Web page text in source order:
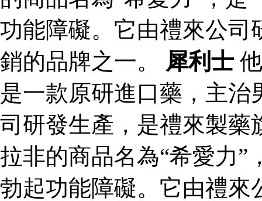
功能障礙。它由禮來公司
銷的品牌之一。 犀利士
是一款原研進口藥，主
司研發生產，是禮來製藥
拉非的商品名為“希愛力”
勃起功能障礙。它由禮來